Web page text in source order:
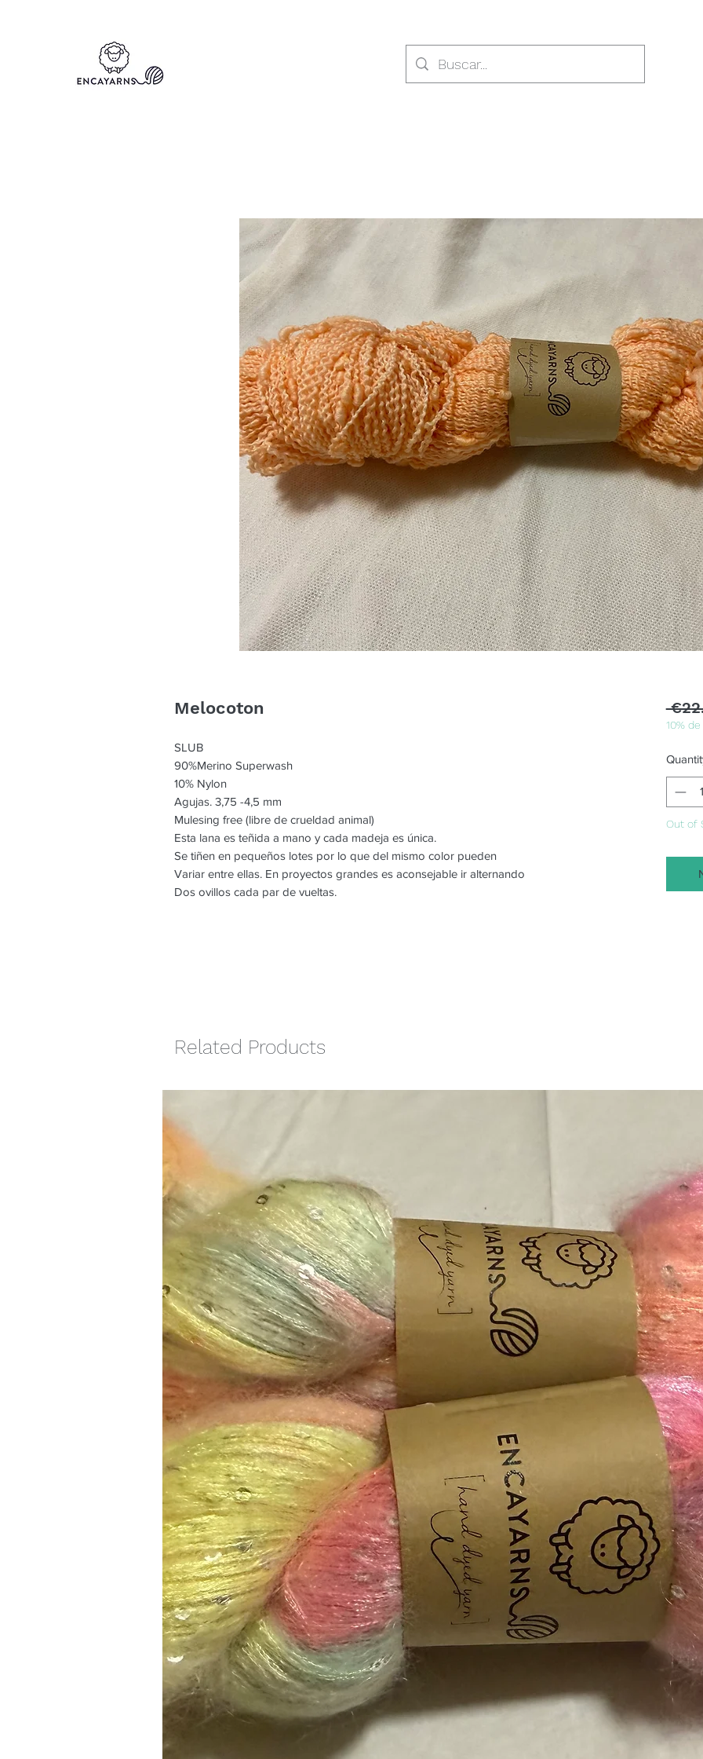
Melocoton
SLUB
90%Merino Superwash
10% Nylon
Agujas. 3,75 -4,5 mm
Mulesing free (libre de crueldad animal)
Esta lana es teñida a mano y cada madeja es única.
Se tiñen en pequeños lotes por lo que del mismo color pueden
Variar entre ellas. En proyectos grandes es aconsejable ir alternando
Dos ovillos cada par de vueltas.
10%
Out of
Related Products